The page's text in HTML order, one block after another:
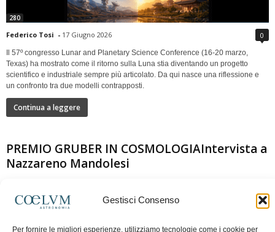
Gestisci Consenso
Per fornire le migliori esperienze, utilizziamo tecnologie come i cookie per
280
Federico Tosi - 17 Giugno 2026 0
Il 57º congresso Lunar and Planetary Science Conference (16-20 marzo,
Texas) ha mostrato come il ritorno sulla Luna stia diventando un progetto
scientifico e industriale sempre più articolato. Da qui nasce una riflessione e
un confronto tra due modelli contrapposti.
Continua a leggere
PREMIO GRUBER IN COSMOLOGIAIntervista a
Nazzareno Mandolesi